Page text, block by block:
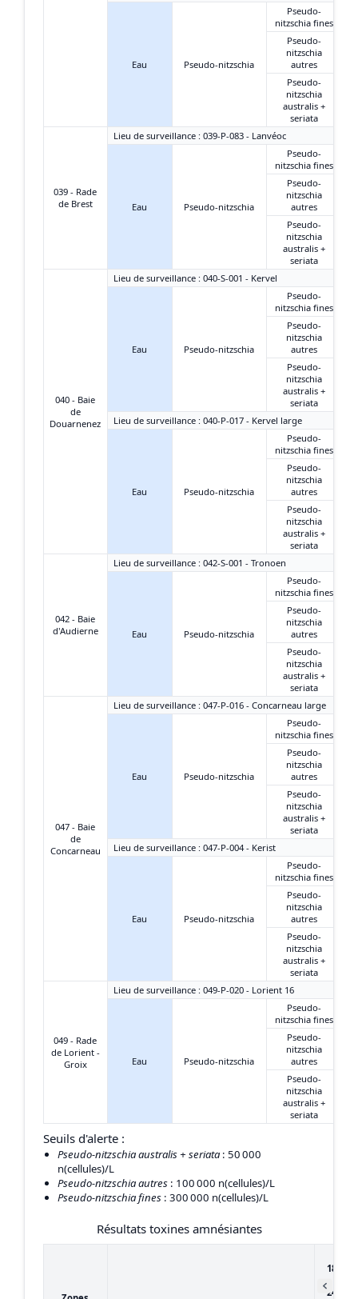
Eau Pseudo-nitzschia
Pseudo-
nitzschia fines
Pseudo-
nitzschia
autres
Pseudo-
nitzschia
australis +
seriata
039 - Rade
de Brest
Lieu de surveillance : 039-P-083 - Lanvéoc
Eau Pseudo-nitzschia
Pseudo-
nitzschia fines
Pseudo-
nitzschia
autres
Pseudo-
nitzschia
australis +
seriata
040 - Baie
de
Douarnenez
Lieu de surveillance : 040-S-001 - Kervel
Eau Pseudo-nitzschia
Pseudo-
nitzschia fines
Pseudo-
nitzschia
autres
Pseudo-
nitzschia
australis +
seriata
Lieu de surveillance : 040-P-017 - Kervel large
Eau Pseudo-nitzschia
Pseudo-
nitzschia fines
Pseudo-
nitzschia
autres
Pseudo-
nitzschia
australis +
seriata
042 - Baie
d'Audierne
Lieu de surveillance : 042-S-001 - Tronoen
Eau Pseudo-nitzschia
Pseudo-
nitzschia fines
Pseudo-
nitzschia
autres
Pseudo-
nitzschia
australis +
seriata
047 - Baie
de
Concarneau
Lieu de surveillance : 047-P-016 - Concarneau large
Eau Pseudo-nitzschia
Pseudo-
nitzschia fines
Pseudo-
nitzschia
autres
Pseudo-
nitzschia
australis +
seriata
Lieu de surveillance : 047-P-004 - Kerist
Eau Pseudo-nitzschia
Pseudo-
nitzschia fines
Pseudo-
nitzschia
autres
Pseudo-
nitzschia
australis +
seriata
049 - Rade
de Lorient -
Groix
Lieu de surveillance : 049-P-020 - Lorient 16
Eau Pseudo-nitzschia
Pseudo-
nitzschia fines
Pseudo-
nitzschia
autres
Pseudo-
nitzschia
australis +
seriata
Seuils d'alerte :
Pseudo-nitzschia australis + seriata : 50 000
n(cellules)/L
Pseudo-nitzschia autres : 100 000 n(cellules)/L
Pseudo-nitzschia fines : 300 000 n(cellules)/L
Résultats toxines amnésiantes
18/04/
24/04/